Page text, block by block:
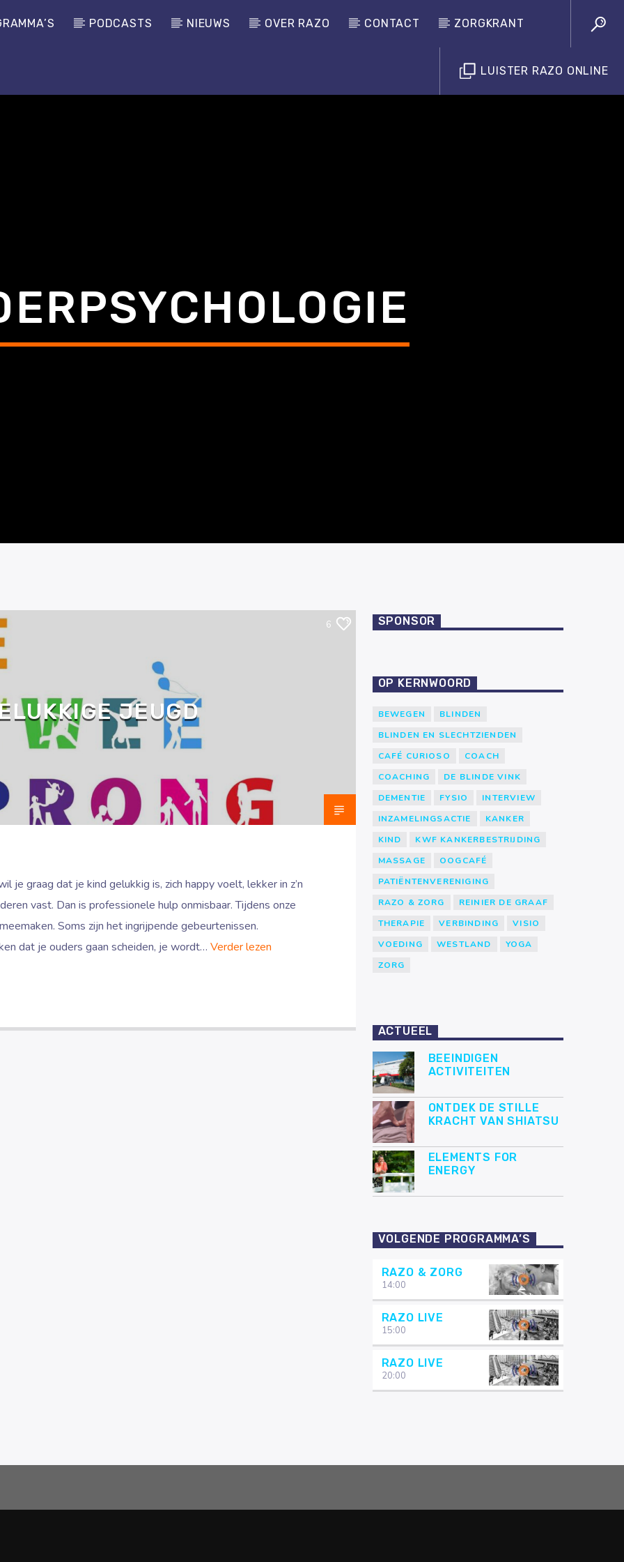
PODCASTS NIEUWS OVER RAZO CONTACT ZORGKRANT
LUISTER RAZO ONLINE
6
JEUGD
je graag dat je kind gelukkig is, zich happy voelt, lekker in z’n
vast. Dan is professionele hulp onmisbaar. Tijdens onze
Soms zijn het ingrijpende gebeurtenissen.
dat je ouders gaan scheiden, je wordt… Verder lezen
SPONSOR
OP KERNWOORD
BEWEGEN
BLINDEN
BLINDEN EN SLECHTZIENDEN
CAFÉ CURIOSO
COACH
COACHING
DE BLINDE VINK
DEMENTIE
FYSIO
INTERVIEW
INZAMELINGSACTIE
KANKER
KIND
KWF KANKERBESTRIJDING
MASSAGE
OOGCAFÉ
PATIËNTENVERENIGING
RAZO & ZORG
REINIER DE GRAAF
THERAPIE
VERBINDING
VISIO
VOEDING
WESTLAND
YOGA
ZORG
ACTUEEL
BEEINDIGEN
ACTIVITEITEN
ONTDEK DE STILLE
KRACHT VAN SHIATSU
ELEMENTS FOR
ENERGY
VOLGENDE PROGRAMMA’S
RAZO & ZORG
14:00
RAZO LIVE
15:00
RAZO LIVE
20:00